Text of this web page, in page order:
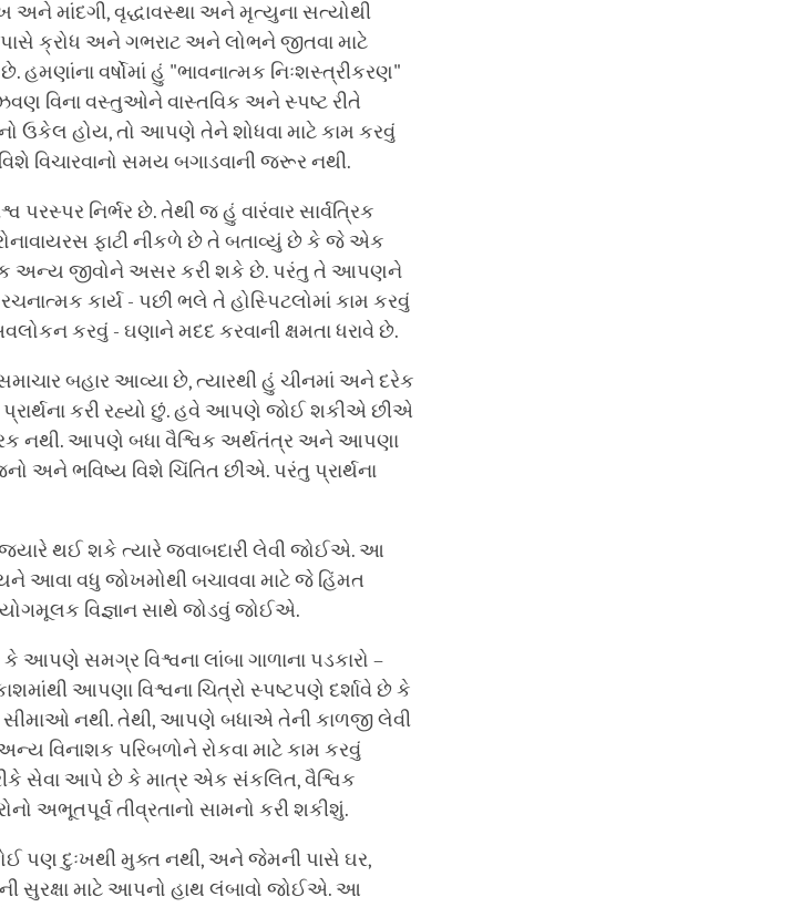
અને માંદગી, વૃદ્ધાવસ્થા અને મૃત્યુના સત્યોથી
ક્રોધ અને ગભરાટ અને લોભને જીતવા માટે
હમણાંના વર્ષોમાં હું "ભાવનાત્મક નિઃશસ્ત્રીકરણ"
વિના વસ્તુઓને વાસ્તવિક અને સ્પષ્ટ રીતે
ઉકેલ હોય, તો આપણે તેને શોધવા માટે કામ કરવું
વિચારવાનો સમય બગાડવાની જરૂર નથી.
નિર્ભર છે. તેથી જ હું વારંવાર સાર્વત્રિક
ફાટી નીકળે છે તે બતાવ્યું છે કે જે એક
અન્ય જીવોને અસર કરી શકે છે. પરંતુ તે આપણને
કાર્ય - પછી ભલે તે હોસ્પિટલોમાં કામ કરવું
કરવું - ઘણાને મદદ કરવાની ક્ષમતા ધરાવે છે.
બહાર આવ્યા છે, ત્યારથી હું ચીનમાં અને દરેક
કરી રહ્યો છું. હવે આપણે જોઈ શકીએ છીએ
નથી. આપણે બધા વૈશ્વિક અર્થતંત્ર અને આપણા
અને ભવિષ્ય વિશે ચિંતિત છીએ. પરંતુ પ્રાર્થના
થઈ શકે ત્યારે જવાબદારી લેવી જોઈએ. આ
આવા વધુ જોખમોથી બચાવવા માટે જે હિંમત
વિજ્ઞાન સાથે જોડવું જોઈએ.
સમગ્ર વિશ્વના લાંબા ગાળાના પડકારો –
આપણા વિશ્વના ચિત્રો સ્પષ્ટપણે દર્શાવે છે કે
સીમાઓ નથી. તેથી, આપણે બધાએ તેની કાળજી લેવી
વિનાશક પરિબળોને રોકવા માટે કામ કરવું
સેવા આપે છે કે માત્ર એક સંકલિત, વૈશ્વિક
અભૂતપૂર્વ તીવ્રતાનો સામનો કરી શકીશું.
પણ દુઃખથી મુક્ત નથી, અને જેમની પાસે ઘર,
સુરક્ષા માટે આપનો હાથ લંબાવો જોઈએ. આ